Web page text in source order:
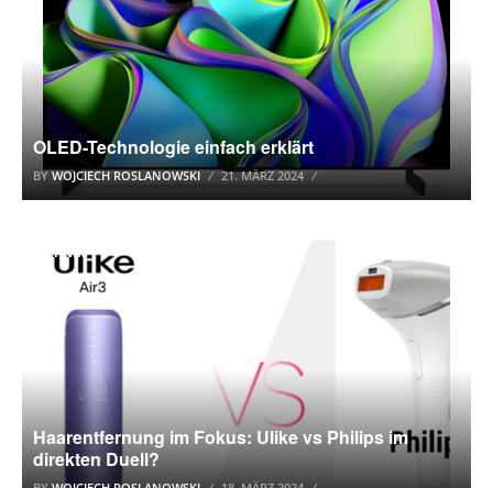
OLED-Technologie einfach erklärt
BYWOJCIECH ROSLANOWSKI 21. MÄRZ 2024
TECHNIK
Haarentfernung im Fokus: Ulike vs Philips im
direkten Duell?